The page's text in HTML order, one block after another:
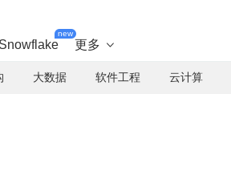
Snowflake
new
更多 
大数据 软件工程 云计算